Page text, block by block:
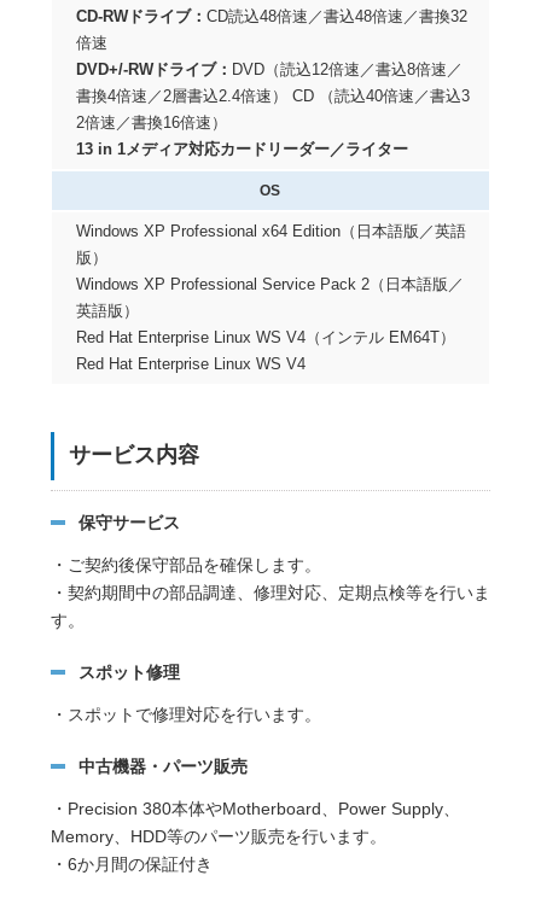
CD-RWドライブ： CD読込48倍速／書込48倍速／書換32
倍速
DVD+/-RWドライブ： DVD（読込12倍速／書込8倍速／
書換4倍速／2層書込2.4倍速） CD （読込40倍速／書込3
2倍速／書換16倍速）
13 in 1メディア対応カードリーダー／ライター
OS
Windows XP Professional x64 Edition（日本語版／英語
版）
Windows XP Professional Service Pack 2（日本語版／
英語版）
Red Hat Enterprise Linux WS V4（インテル EM64T）
Red Hat Enterprise Linux WS V4
サービス内容
保守サービス
・ご契約後保守部品を確保します。
・契約期間中の部品調達、修理対応、定期点検等を行いま
す。
スポット修理
・スポットで修理対応を行います。
中古機器・パーツ販売
・Precision 380本体やMotherboard、Power Supply、
Memory、HDD等のパーツ販売を行います。
・6か月間の保証付き